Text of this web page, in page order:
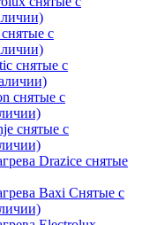
с
снятые с
снятые с
снятые с
Drazice снятые
Baxi Снятые с